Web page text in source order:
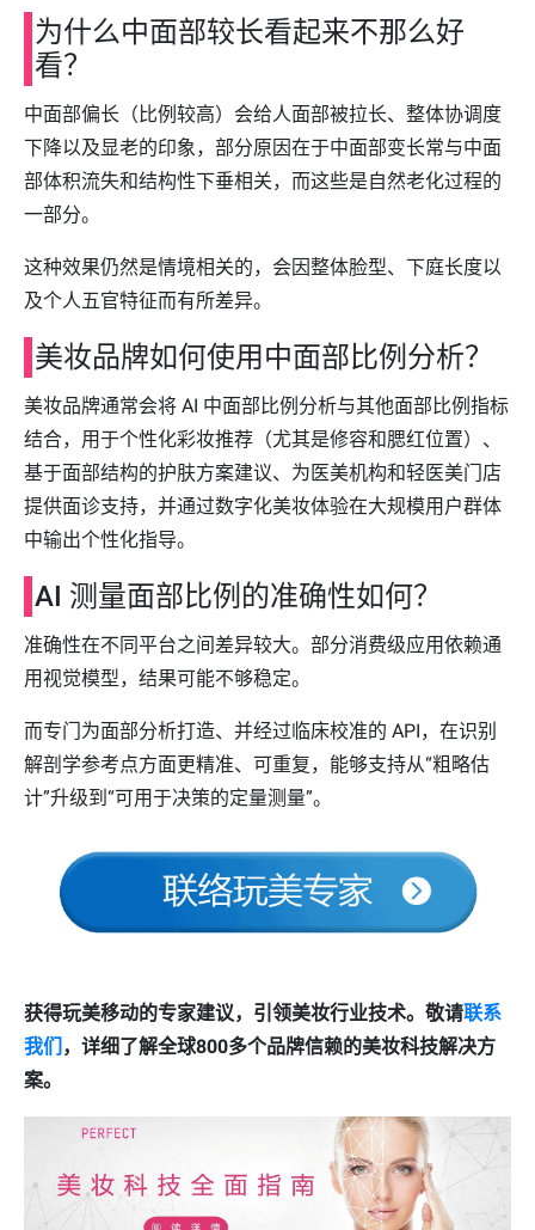
为什么中面部较长看起来不那么好
看？
中面部偏长（比例较高）会给人面部被拉长、整体协调度
下降以及显老的印象，部分原因在于中面部变长常与中面
部体积流失和结构性下垂相关，而这些是自然老化过程的
一部分。
这种效果仍然是情境相关的，会因整体脸型、下庭长度以
及个人五官特征而有所差异。
美妆品牌如何使用中面部比例分析？
美妆品牌通常会将 AI 中面部比例分析与其他面部比例指标
结合，用于个性化彩妆推荐（尤其是修容和腮红位置）、
基于面部结构的护肤方案建议、为医美机构和轻医美门店
提供面诊支持，并通过数字化美妆体验在大规模用户群体
中输出个性化指导。
AI 测量面部比例的准确性如何？
准确性在不同平台之间差异较大。部分消费级应用依赖通
用视觉模型，结果可能不够稳定。
而专门为面部分析打造、并经过临床校准的 API，在识别
解剖学参考点方面更精准、可重复，能够支持从“粗略估
计”升级到“可用于决策的定量测量”。
获得玩美移动的专家建议，引领美妆行业技术。敬请联系
我们 ，详细了解全球800多个品牌信赖的美妆科技解决方
案。